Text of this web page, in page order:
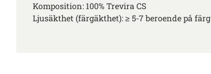
Komposition: 100% Trevira CS
Ljusäkthet (färgäkthet): ≥ 5-7 beroende på färg